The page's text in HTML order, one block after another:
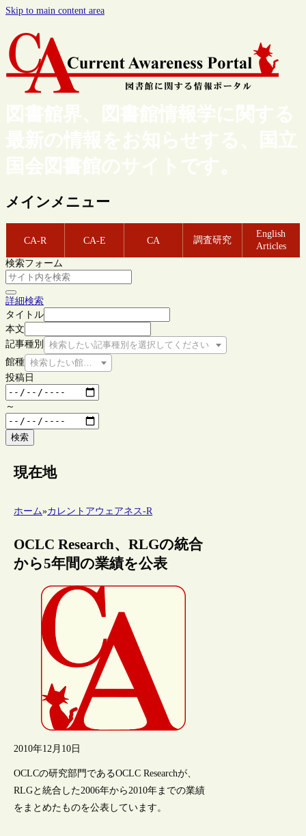
Skip to main content area
図書館界、図書館情報学に関する
最新の情報をお知らせする、国立
国会図書館のサイトです。
メインメニュー
CA-R CA-E CA 調査研究
English
Articles
検索フォーム
詳細検索
タイトル
本文
記事種別
検索したい記事種別を選択してください
館種 検索したい館種を選択してください
投稿日
～
検索
現在地
ホーム»カレントアウェアネス-R
OCLC Research、RLGの統合
から5年間の業績を公表
2010年12月10日
OCLCの研究部門であるOCLC Researchが、
RLGと統合した2006年から2010年までの業績
をまとめたものを公表しています。